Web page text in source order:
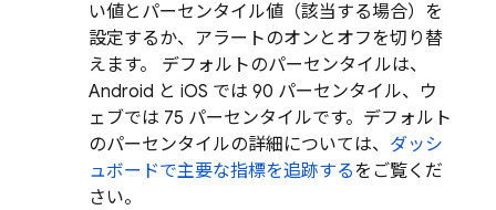
い値とパーセンタイル値（該当する場合）を
設定するか、アラートのオンとオフを切り替
えます。 デフォルトのパーセンタイルは、
Android と iOS では 90 パーセンタイル、ウ
ェブでは 75 パーセンタイルです。デフォルト
のパーセンタイルの詳細については、 ダッシ
ュボードで主要な指標を追跡するをご覧くだ
さい。